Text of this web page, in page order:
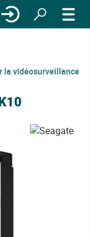
la vidéosurveillance